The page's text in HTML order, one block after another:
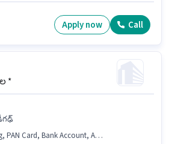
ఉద్యోగ స్థాయి మరియు కంపెనీ పాలసీలపై ఆధారపడి
22 చండీగఢ్, చండీగఢ్ లో ఉంది. ఈ ఉద్యోగానికి
Apply now Call
*
Card, Order Picking, Packaging and Sorting, Inventory Control, Stock Taking